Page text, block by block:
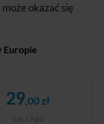
okazać się
Europie
29,00 zł
1 os. / 7 dni